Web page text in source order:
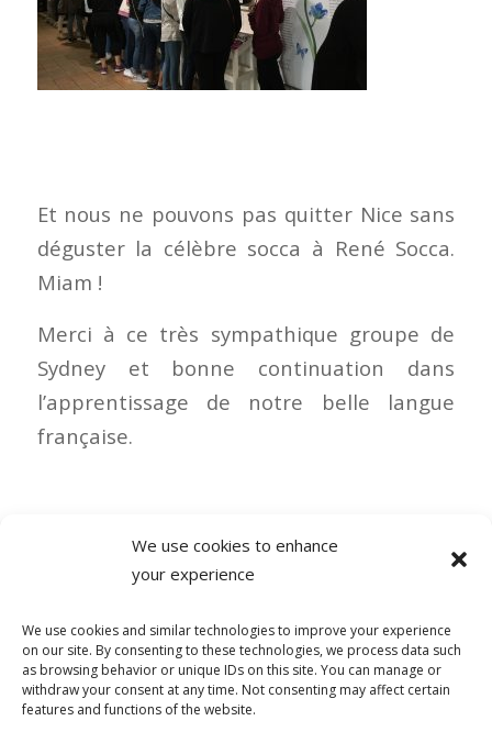
We use cookies to enhance
your experience
We use cookies and similar technologies to improve your experience
on our site. By consenting to these technologies, we process data such
as browsing behavior or unique IDs on this site. You can manage or
withdraw your consent at any time. Not consenting may affect certain
features and functions of the website.
Et nous ne pouvons pas quitter Nice sans
déguster la célèbre socca à René Socca.
Miam !
Merci à ce très sympathique groupe de
Sydney et bonne continuation dans
l’apprentissage de notre belle langue
française.
0 COMMENTAIRES